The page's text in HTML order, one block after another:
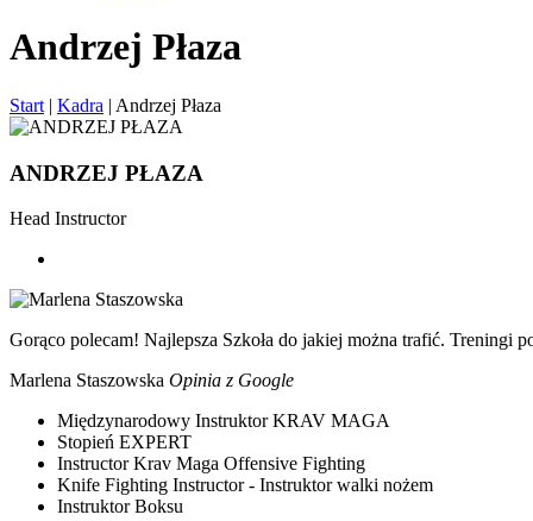
Skip
to
Andrzej Płaza
Start | Kadra | Andrzej Płaza
ANDRZEJ PŁAZA
Head Instructor
Gorąco polecam! Najlepsza Szkoła do jakiej można trafić. Treningi
Marlena Staszowska Opinia z Google
Międzynarodowy Instruktor KRAV MAGA
Stopień EXPERT
Instructor Krav Maga Offensive Fighting
Knife Fighting Instructor - Instruktor walki nożem
Instruktor Boksu